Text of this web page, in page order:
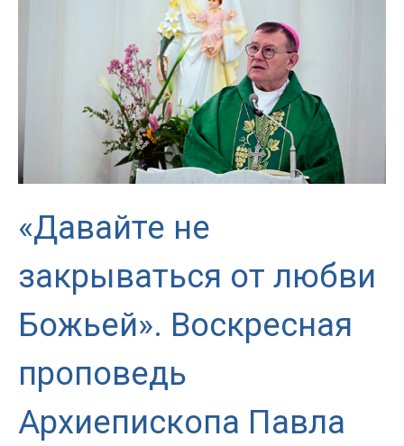
«Давайте не
закрываться от любви
Божьей». Воскресная
проповедь
Архиепископа Павла